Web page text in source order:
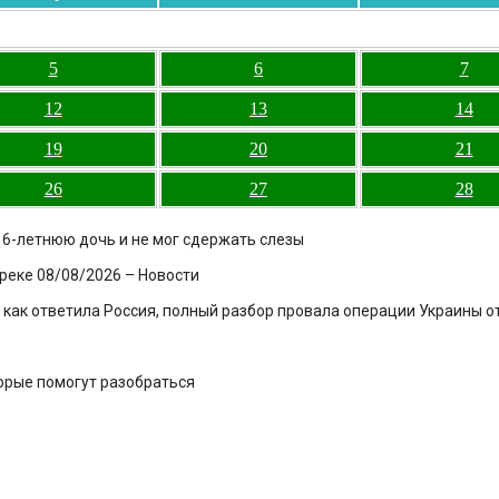
5 6 7
12 13 14
19 20 21
26 27 28
летнюю дочь и не мог сдержать слезы
08/08/2026 – Новости
ответила Россия, полный разбор провала операции Украины
помогут разобраться